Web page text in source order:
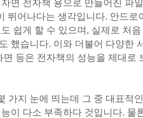
면 전자책 용으로 만들어진 파
뛰어나다는 생각입니다. 안드로
쉽게 할 수 있으며, 실제로 처
했습니다. 이와 더불어 다양한
면 등은 전자책의 성능을 제대로
가지 눈에 띄는데 그 중 대표적
이 다소 부족하다 것입니다. 물